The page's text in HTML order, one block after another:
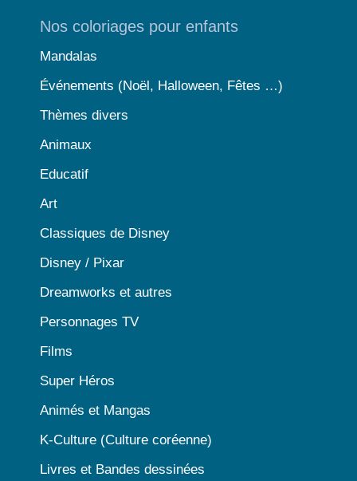
Nos coloriages pour enfants
Mandalas
Événements (Noël, Halloween, Fêtes …)
Thèmes divers
Animaux
Educatif
Art
Classiques de Disney
Disney / Pixar
Dreamworks et autres
Personnages TV
Films
Super Héros
Animés et Mangas
K-Culture (Culture coréenne)
Livres et Bandes dessinées